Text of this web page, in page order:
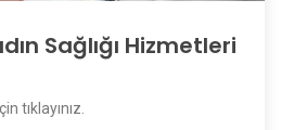
Sağlığı Hizmetleri
tıklayınız